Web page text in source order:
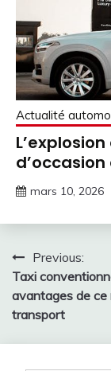
Actualité
mars 10, 2026
Navigation
de
l’article
Previous:
Taxi
avantages de ce
transport